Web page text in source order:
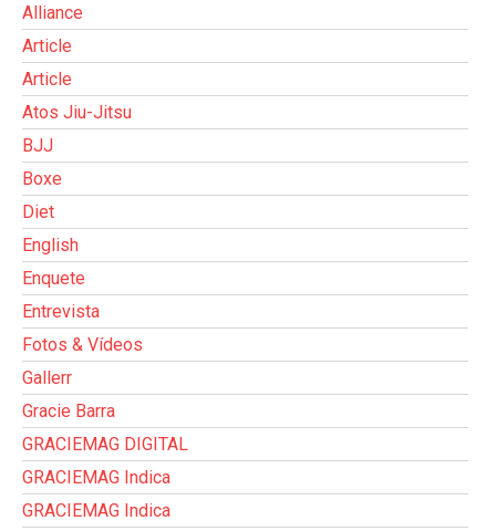
Alliance
Article
Article
Atos Jiu-Jitsu
BJJ
Boxe
Diet
English
Enquete
Entrevista
Fotos & Vídeos
Gallerr
Gracie Barra
GRACIEMAG DIGITAL
GRACIEMAG Indica
GRACIEMAG Indica